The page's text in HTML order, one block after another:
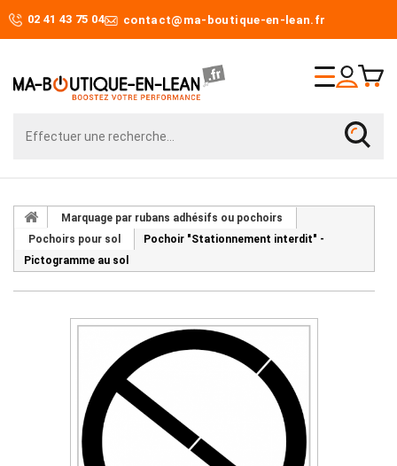
02 41 43 75 04 contact@ma-boutique-en-lean.fr
Marquage par rubans adhésifs ou pochoirs
Pochoirs pour sol
Pochoir "Stationnement interdit" -
Pictogramme au sol